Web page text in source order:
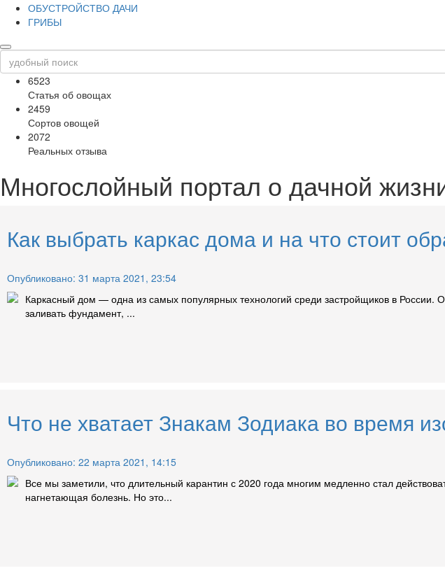
ОБУСТРОЙСТВО ДАЧИ
ГРИБЫ
6523
Статья об овощах
2459
Сортов овощей
2072
Реальных отзыва
Многослойный портал о дачной
Как выбрать каркас дома и на что стоит
Опубликовано: 31 марта 2021, 23:54
Каркасный дом — одна из самых популярных технологий среди застройщиков в России.
заливать фундамент, ...
Что не хватает Знакам Зодиака во время
Опубликовано: 22 марта 2021, 14:15
Все мы заметили, что длительный карантин с 2020 года многим медленно стал
нагнетающая болезнь. Но это...